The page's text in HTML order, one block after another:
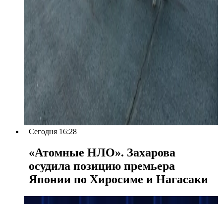
Сегодня 16:28
«Атомные НЛО». Захарова
осудила позицию премьера
Японии по Хиросиме и Нагасаки